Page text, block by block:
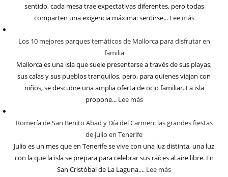
sentido, cada mesa trae expectativas diferentes, pero todas
comparten una exigencia máxima: sentirse... Lee más
Los 10 mejores parques temáticos de Mallorca para disfrutar en
familia
Mallorca es una isla que suele presentarse a través de sus playas,
sus calas y sus pueblos tranquilos, pero, para quienes viajan con
niños, se descubre una amplia oferta de ocio familiar. La isla
propone... Lee más
Romería de San Benito Abad y Día del Carmen: las grandes fiestas
de julio en Tenerife
Julio es un mes que en Tenerife se vive con una luz distinta, una luz
con la que la isla se prepara para celebrar sus raíces al aire libre. En
San Cristóbal de La Laguna,... Lee más